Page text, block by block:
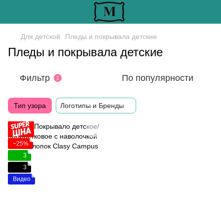
Для детской Пледы и покрывала детские
Пледы и покрывала детские
Фильтр 1 По популярности
Тип узора Логотипы и Бренды
−25%
3
3
Видео